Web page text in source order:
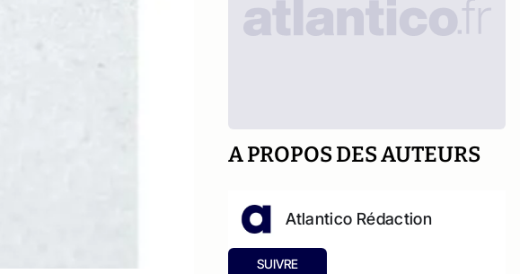
A PROPOS DES AUTEURS
Atlantico Rédaction
SUIVRE